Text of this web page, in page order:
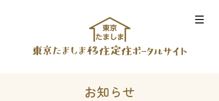
お知らせ